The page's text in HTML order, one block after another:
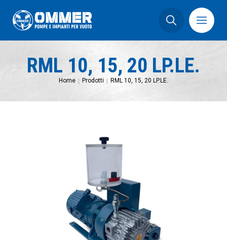
RML 10, 15, 20 LP.LE.
Home Prodotti RML 10, 15, 20 LP.LE.